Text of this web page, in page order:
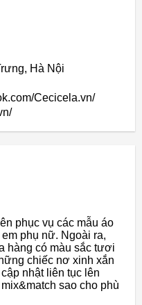
Hà Nội
Cecicela.vn/
phục vụ các mẫu áo
phụ nữ. Ngoài ra,
hàng có màu sắc tươi
chiếc nơ xinh xắn
nhật liên tục lên
sao cho phù